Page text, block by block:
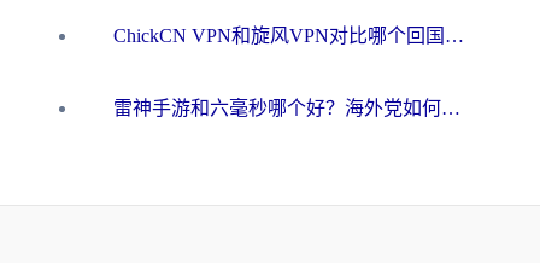
ChickCN VPN和旋风VPN对比哪个回国效果更好？海外用户的选择困境与出路
雷神手游和六毫秒哪个好？海外党如何真正解锁国内资源